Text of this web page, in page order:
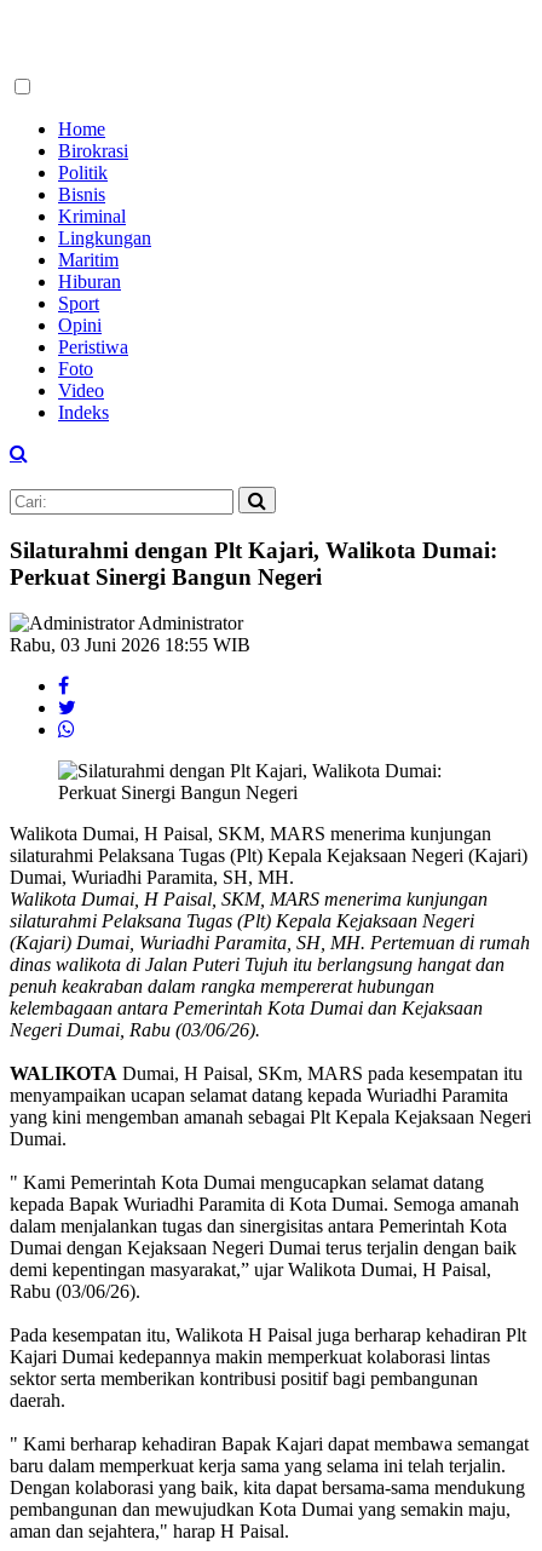
Home
Birokrasi
Politik
Bisnis
Kriminal
Lingkungan
Maritim
Hiburan
Sport
Opini
Peristiwa
Foto
Video
Indeks
Silaturahmi dengan Plt Kajari, Walikota Dumai:
Perkuat Sinergi Bangun Negeri
Administrator
Rabu, 03 Juni 2026 18:55 WIB
Walikota Dumai, H Paisal, SKM, MARS menerima kunjungan
silaturahmi Pelaksana Tugas (Plt) Kepala Kejaksaan Negeri (Kajari)
Dumai, Wuriadhi Paramita, SH, MH.
Walikota Dumai, H Paisal, SKM, MARS menerima kunjungan
silaturahmi Pelaksana Tugas (Plt) Kepala Kejaksaan Negeri
(Kajari) Dumai, Wuriadhi Paramita, SH, MH. Pertemuan di rumah
dinas walikota di Jalan Puteri Tujuh itu berlangsung hangat dan
penuh keakraban dalam rangka mempererat hubungan
kelembagaan antara Pemerintah Kota Dumai dan Kejaksaan
Negeri Dumai, Rabu (03/06/26).
WALIKOTA Dumai, H Paisal, SKm, MARS pada kesempatan itu
menyampaikan ucapan selamat datang kepada Wuriadhi Paramita
yang kini mengemban amanah sebagai Plt Kepala Kejaksaan Negeri
Dumai.
" Kami Pemerintah Kota Dumai mengucapkan selamat datang
kepada Bapak Wuriadhi Paramita di Kota Dumai. Semoga amanah
dalam menjalankan tugas dan sinergisitas antara Pemerintah Kota
Dumai dengan Kejaksaan Negeri Dumai terus terjalin dengan baik
demi kepentingan masyarakat,” ujar Walikota Dumai, H Paisal,
Rabu (03/06/26).
Pada kesempatan itu, Walikota H Paisal juga berharap kehadiran Plt
Kajari Dumai kedepannya makin memperkuat kolaborasi lintas
sektor serta memberikan kontribusi positif bagi pembangunan
daerah.
" Kami berharap kehadiran Bapak Kajari dapat membawa semangat
baru dalam memperkuat kerja sama yang selama ini telah terjalin.
Dengan kolaborasi yang baik, kita dapat bersama-sama mendukung
pembangunan dan mewujudkan Kota Dumai yang semakin maju,
aman dan sejahtera," harap H Paisal.